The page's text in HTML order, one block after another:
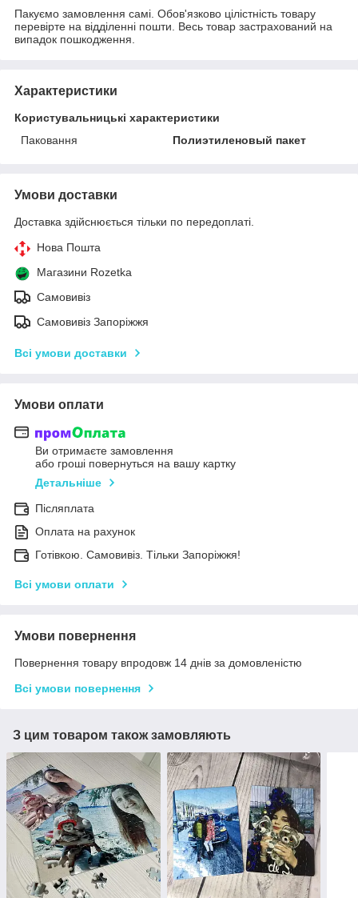
Пакуємо замовлення самі. Обов'язково цілістність товару
перевірте на відділенні пошти. Весь товар застрахований на
випадок пошкодження.
Характеристики
Користувальницькі характеристики
Паковання
Полиэтиленовый пакет
Умови доставки
Доставка здійснюється тільки по передоплаті.
Нова Пошта
Магазини Rozetka
Самовивіз
Самовивіз Запоріжжя
Всі умови доставки
Умови оплати
Ви отримаєте замовлення
або гроші повернуться на вашу картку
Детальніше
Післяплата
Оплата на рахунок
Готівкою. Самовивіз. Тільки Запоріжжя!
Всі умови оплати
Умови повернення
Повернення товару впродовж 14 днів за домовленістю
Всі умови повернення
З цим товаром також замовляють